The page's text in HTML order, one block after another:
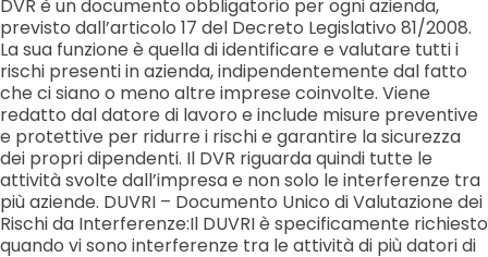
DVR è un documento obbligatorio per ogni azienda,
previsto dall’articolo 17 del Decreto Legislativo 81/2008.
La sua funzione è quella di identificare e valutare tutti i
rischi presenti in azienda, indipendentemente dal fatto
che ci siano o meno altre imprese coinvolte. Viene
redatto dal datore di lavoro e include misure preventive
e protettive per ridurre i rischi e garantire la sicurezza
dei propri dipendenti. Il DVR riguarda quindi tutte le
attività svolte dall’impresa e non solo le interferenze tra
più aziende. DUVRI – Documento Unico di Valutazione dei
Rischi da Interferenze:Il DUVRI è specificamente richiesto
quando vi sono interferenze tra le attività di più datori di